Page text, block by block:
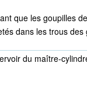
que les goupilles
dans les trous
du maître-